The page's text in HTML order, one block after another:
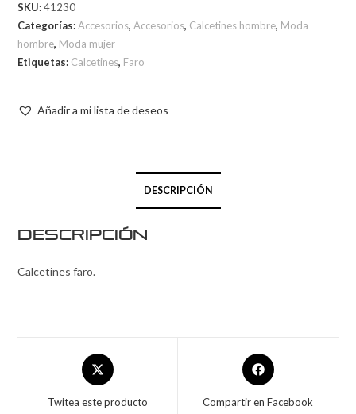
SKU:41230
Categorías:Accesorios,Accesorios, Calcetines hombre, Moda
hombre, Moda mujer
Etiquetas: Calcetines, Faro
Añadir a mi lista de deseos
DESCRIPCIÓN
Descripción
Calcetines faro.
Twitea este producto Compartir en Facebook